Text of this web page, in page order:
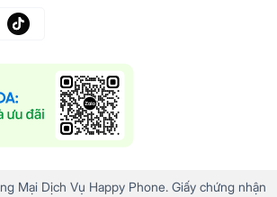
Mại Dịch Vụ Happy Phone. Giấy chứng nhận